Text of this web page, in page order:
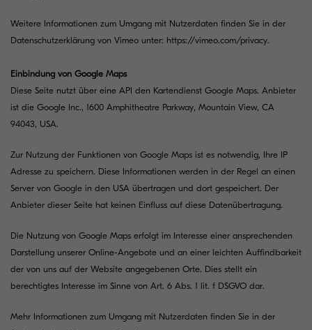
Weitere Informationen zum Umgang mit Nutzerdaten finden Sie in der
Datenschutzerklärung von Vimeo unter: https://vimeo.com/privacy.
Einbindung von Google Maps
Diese Seite nutzt über eine API den Kartendienst Google Maps. Anbieter
ist die Google Inc., 1600 Amphitheatre Parkway, Mountain View, CA
94043, USA.
Zur Nutzung der Funktionen von Google Maps ist es notwendig, Ihre IP
Adresse zu speichern. Diese Informationen werden in der Regel an einen
Server von Google in den USA übertragen und dort gespeichert. Der
Anbieter dieser Seite hat keinen Einfluss auf diese Datenübertragung.
Die Nutzung von Google Maps erfolgt im Interesse einer ansprechenden
Darstellung unserer Online-Angebote und an einer leichten Auffindbarkeit
der von uns auf der Website angegebenen Orte. Dies stellt ein
berechtigtes Interesse im Sinne von Art. 6 Abs. 1 lit. f DSGVO dar.
Mehr Informationen zum Umgang mit Nutzerdaten finden Sie in der